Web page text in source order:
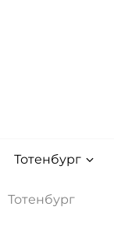
Тотенбург
Тотенбург